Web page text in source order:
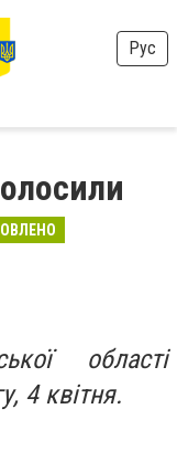
Рус
області
4 квітня.